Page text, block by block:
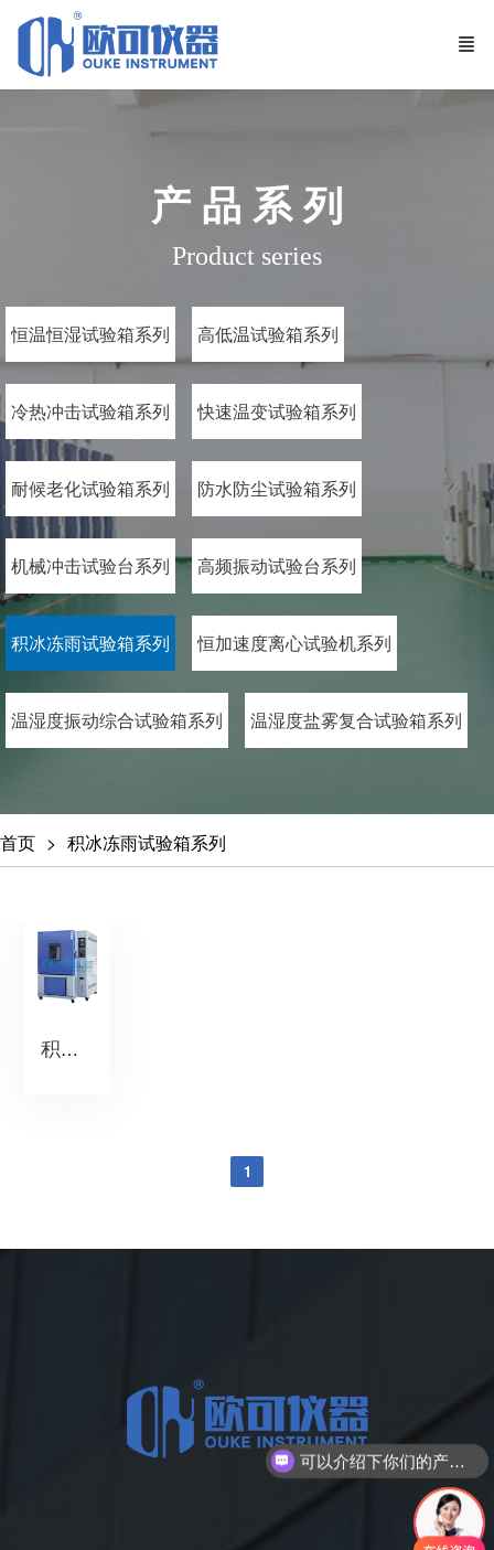
产 品 系 列
Product series
恒温恒湿试验箱系列 高低温试验箱系列
冷热冲击试验箱系列 快速温变试验箱系列
耐候老化试验箱系列 防水防尘试验箱系列
机械冲击试验台系列 高频振动试验台系列
积冰冻雨试验箱系列 恒加速度离心试验机系列
温湿度振动综合试验箱系列 温湿度盐雾复合试验箱系列
首页 积冰冻雨试验箱系列
积冰冻雨试验箱
1
可以介绍下你们的产品么？